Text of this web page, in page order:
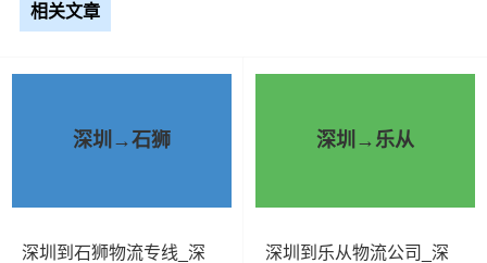
相关文章
深圳→石狮
深圳到石狮物流专线_深
深圳→乐从
深圳到乐从物流公司_深